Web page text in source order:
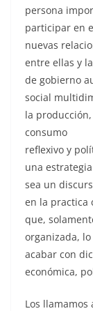
persona
participar en
nuevas
entre ellas y
de gobierno
social
la
consumo
reflexivo y
una
sea un
en la practica
que,
organizada,
acabar con
económica,
Los